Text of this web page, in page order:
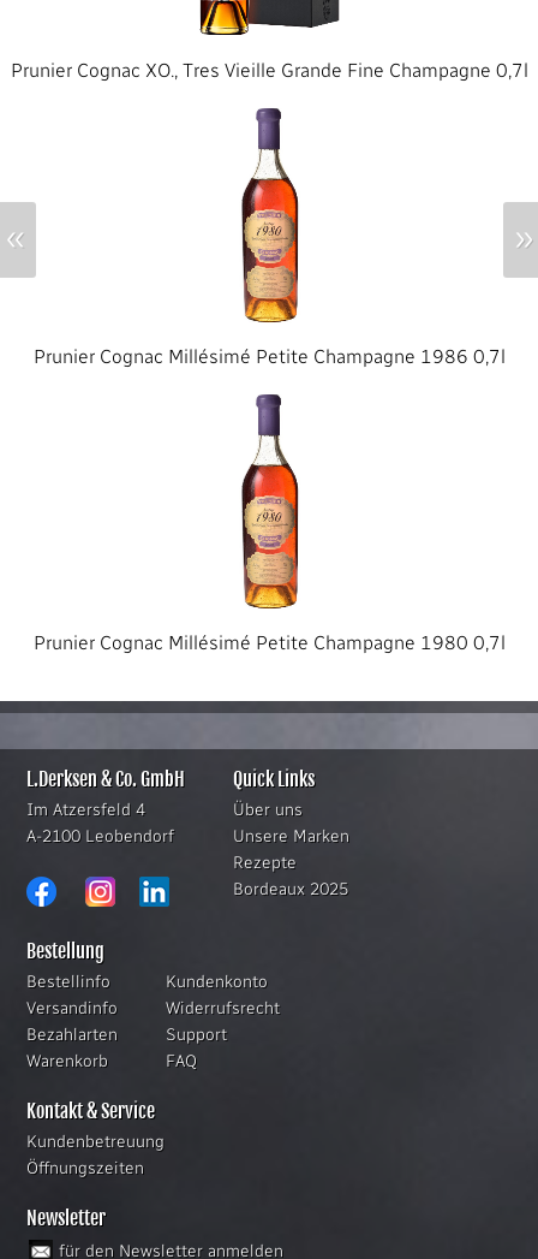
Prunier Cognac XO., Tres Vieille Grande Fine Champagne 0,7l
Prunier Cognac Millésimé Petite Champagne 1986 0,7l
Prunier Cognac Millésimé Petite Champagne 1980 0,7l
« »
L.Derksen & Co. GmbH
Im Atzersfeld 4
A-2100 Leobendorf
Quick Links
Über uns
Unsere Marken
Rezepte
Bordeaux 2025
Bestellung
Bestellinfo
Versandinfo
Bezahlarten
Warenkorb
Kundenkonto
Widerrufsrecht
Support
FAQ
Kontakt & Service
Kundenbetreuung
Öffnungszeiten
Newsletter
für den Newsletter anmelden